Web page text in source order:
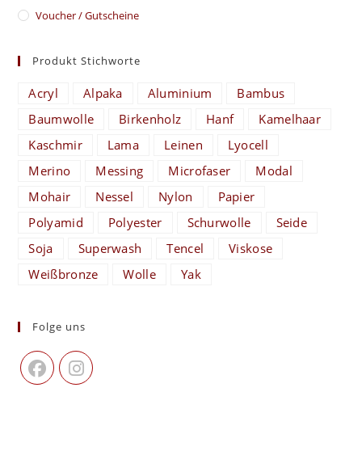
Voucher / Gutscheine
Produkt Stichworte
Acryl Alpaka Aluminium
Bambus
Baumwolle
Birkenholz Hanf
Kamelhaar
Kaschmir
Lama Leinen
Lyocell
Merino
Messing Microfaser
Modal
Mohair
Nessel Nylon
Papier
Polyamid
Polyester Schurwolle
Seide
Soja
Superwash Tencel
Viskose
Weißbronze
Wolle Yak
Folge uns